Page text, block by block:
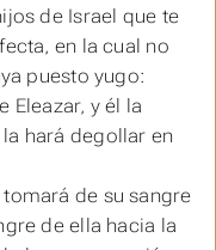
de Israel que te
en la cual no
puesto yugo:
Eleazar, y él la
hará degollar en
tomará de su sangre
de ella hacia la